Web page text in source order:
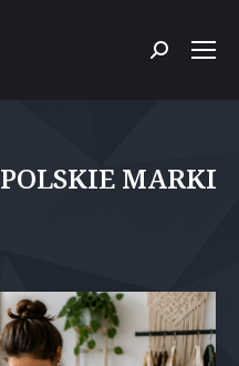
Szukaj:
POLSKIE MARKI